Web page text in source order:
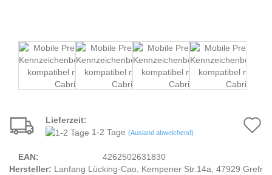
Lieferzeit:
1-2 Tage (Ausland abweichend)
EAN:
4262502631830
Hersteller: Lanfang Lücking-Cao, Kempener Str.14a, 47929 Grefr